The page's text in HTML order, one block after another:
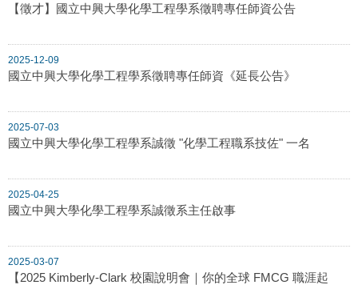
【徵才】國立中興大學化學工程學系徵聘專任師資公告
2025-12-09
國立中興大學化學工程學系徵聘專任師資《延長公告》
2025-07-03
國立中興大學化學工程學系誠徵 "化學工程職系技佐" 一名
2025-04-25
國立中興大學化學工程學系誠徵系主任啟事
2025-03-07
【2025 Kimberly-Clark 校園說明會｜你的全球 FMCG 職涯起